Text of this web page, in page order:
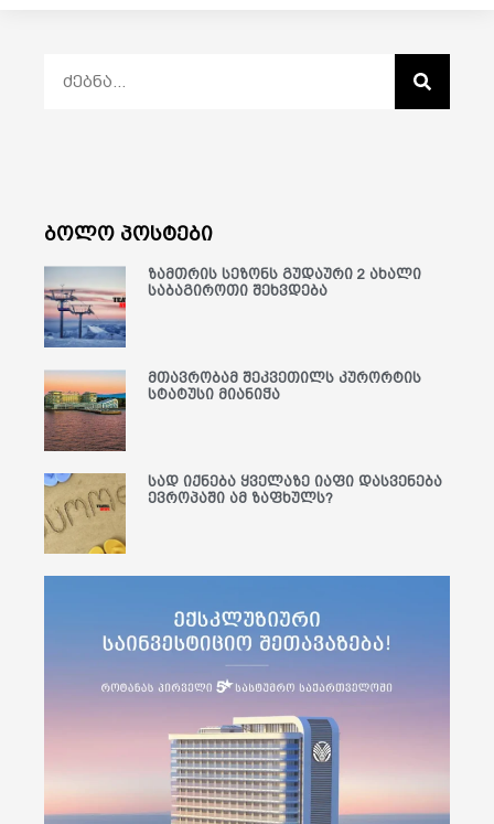
ბოლო პოსტები
ზამთრის სეზონს გუდაური 2 ახალი
საბაგიროთი შეხვდება
მთავრობამ შეკვეთილს კურორტის
სტატუსი მიანიჭა
სად იქნება ყველაზე იაფი დასვენება
ევროპაში ამ ზაფხულს?